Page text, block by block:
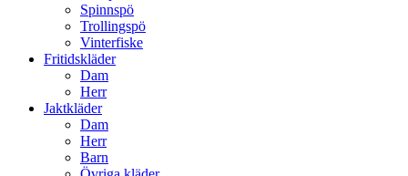
Spinnspö
Trollingspö
Vinterfiske
Fritidskläder
Dam
Herr
Jaktkläder
Dam
Herr
Barn